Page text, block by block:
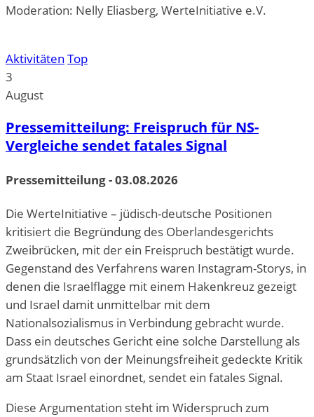
Moderation: Nelly Eliasberg, WerteInitiative e.V.
Aktivitäten Top
3
August
Pressemitteilung: Freispruch für NS-
Vergleiche sendet fatales Signal
Pressemitteilung - 03.08.2026
Die WerteInitiative – jüdisch-deutsche Positionen
kritisiert die Begründung des Oberlandesgerichts
Zweibrücken, mit der ein Freispruch bestätigt wurde.
Gegenstand des Verfahrens waren Instagram-Storys, in
denen die Israelflagge mit einem Hakenkreuz gezeigt
und Israel damit unmittelbar mit dem
Nationalsozialismus in Verbindung gebracht wurde.
Dass ein deutsches Gericht eine solche Darstellung als
grundsätzlich von der Meinungsfreiheit gedeckte Kritik
am Staat Israel einordnet, sendet ein fatales Signal.
Diese Argumentation steht im Widerspruch zum